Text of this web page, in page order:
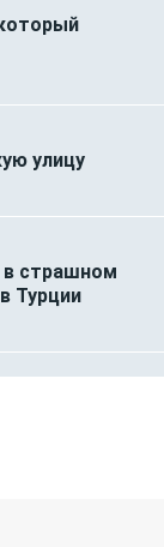
улицу
в страшном
Турции